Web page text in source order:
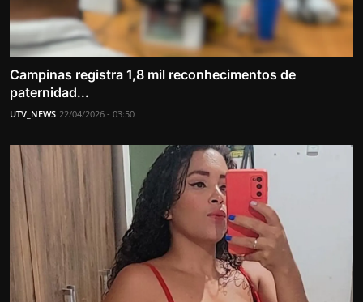
Campinas registra 1,8 mil reconhecimentos de
paternidad...
UTV_NEWS 22/04/2026 - 03:50